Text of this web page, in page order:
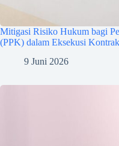
Mitigasi Risiko Hukum bagi
(PPK) dalam Eksekusi Kontrak
9 Juni 2026